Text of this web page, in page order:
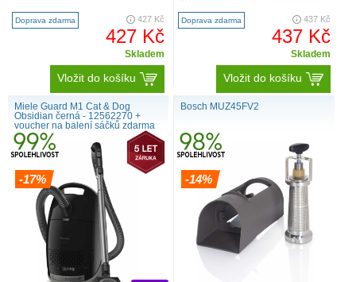
Doprava zdarma 427 Kč
427 Kč
Skladem
Vložit do košíku
víkem Pro 75 g zr..
Doprava zdarma 437 Kč
437 Kč
Skladem
Vložit do košíku
Miele Guard M1 Cat & Dog
Obsidian černá - 12562270 +
voucher na balení sáčků zdarma
-17%
Bosch MUZ45FV2
-14%